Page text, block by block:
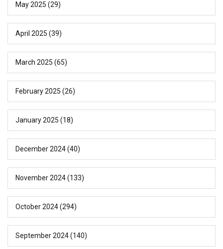
May 2025 (29)
April 2025 (39)
March 2025 (65)
February 2025 (26)
January 2025 (18)
December 2024(40)
November 2024(133)
October 2024(294)
September 2024(140)